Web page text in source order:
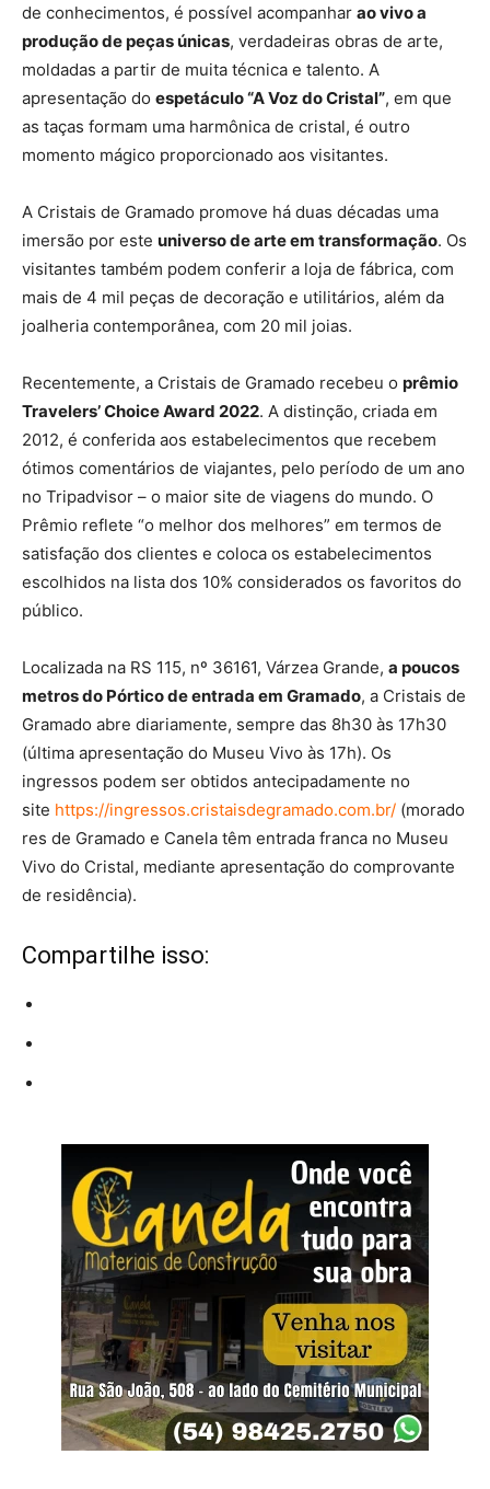
de conhecimentos, é possível acompanhar ao vivo a
produção de peças únicas, verdadeiras obras de arte,
moldadas a partir de muita técnica e talento. A
apresentação do espetáculo “A Voz do Cristal”, em que
as taças formam uma harmônica de cristal, é outro
momento mágico proporcionado aos visitantes.
A Cristais de Gramado promove há duas décadas uma
imersão por este universo de arte em transformação. Os
visitantes também podem conferir a loja de fábrica, com
mais de 4 mil peças de decoração e utilitários, além da
joalheria contemporânea, com 20 mil joias.
Recentemente, a Cristais de Gramado recebeu o prêmio
Travelers’ Choice Award 2022. A distinção, criada em
2012, é conferida aos estabelecimentos que recebem
ótimos comentários de viajantes, pelo período de um ano
no Tripadvisor – o maior site de viagens do mundo. O
Prêmio reflete “o melhor dos melhores” em termos de
satisfação dos clientes e coloca os estabelecimentos
escolhidos na lista dos 10% considerados os favoritos do
público.
Localizada na RS 115, nº 36161, Várzea Grande, a poucos
metros do Pórtico de entrada em Gramado, a Cristais de
Gramado abre diariamente, sempre das 8h30 às 17h30
(última apresentação do Museu Vivo às 17h). Os
ingressos podem ser obtidos antecipadamente no
site https://ingressos.cristaisdegramado.com.br/ (morado
res de Gramado e Canela têm entrada franca no Museu
Vivo do Cristal, mediante apresentação do comprovante
de residência).
Compartilhe isso: